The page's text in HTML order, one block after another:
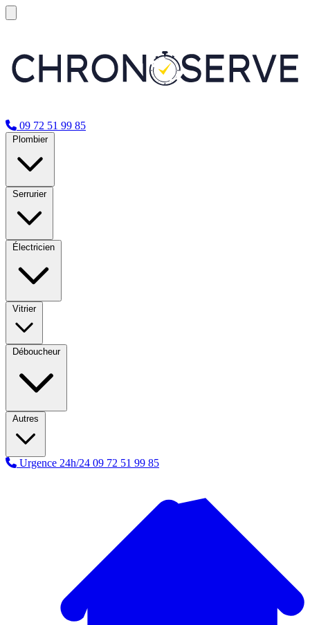
09 72 51 99 85
Plombier
Serrurier
Électricien
Vitrier
Déboucheur
Autres
Urgence 24h/24 09 72 51 99 85